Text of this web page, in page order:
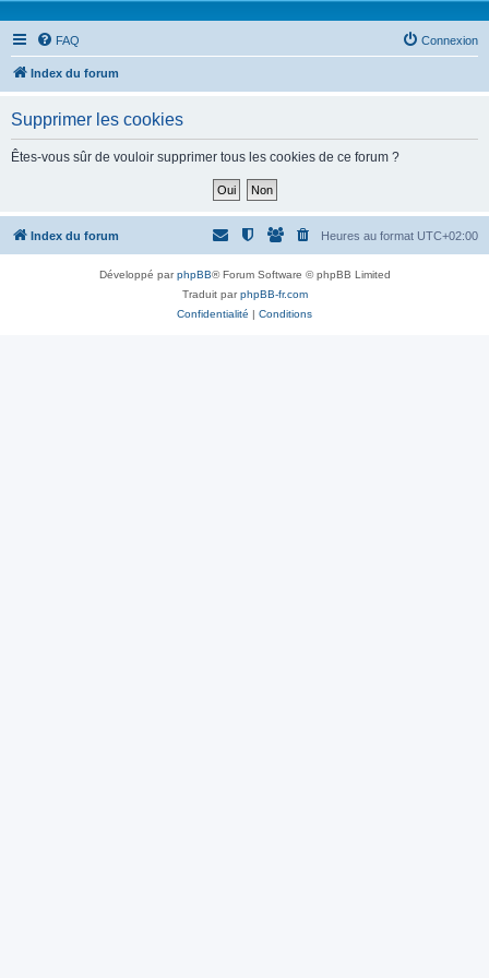
FAQ Connexion
Index du forum
Supprimer les cookies
Êtes-vous sûr de vouloir supprimer tous les cookies de ce forum ?
Index du forum Heures au format UTC+02:00
Développé parphpBB® Forum Software © phpBB Limited
Traduit parphpBB-fr.com
Confidentialité | Conditions